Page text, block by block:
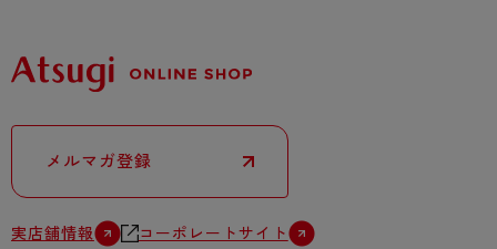
メルマガ登録
実店舗情報 コーポレートサイト